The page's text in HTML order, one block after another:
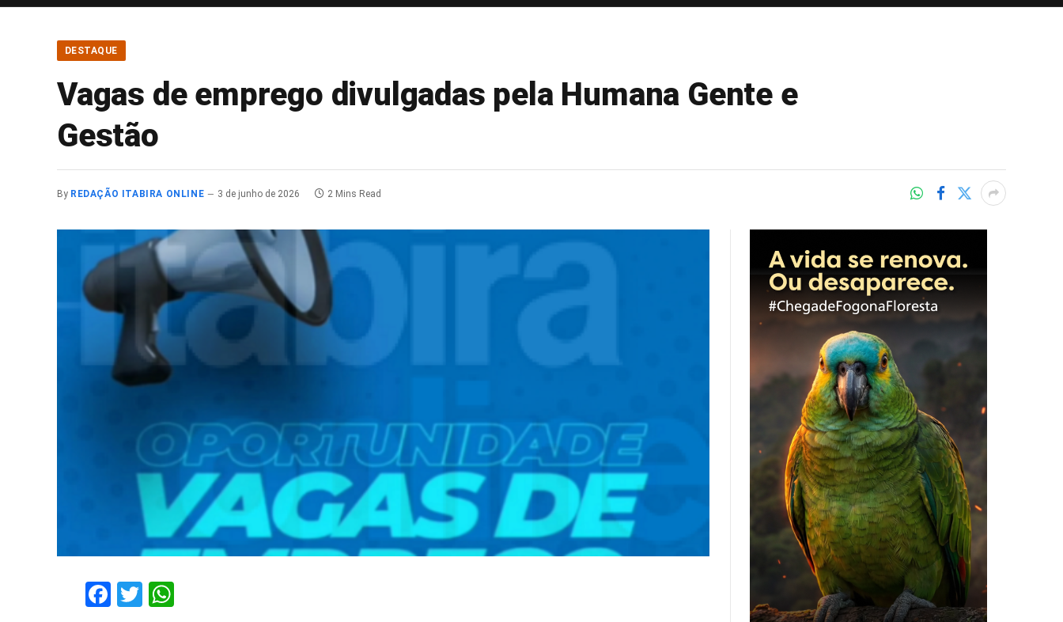
DESTAQUE
Vagas de emprego divulgadas pela Humana Gente e
Gestão
By REDAÇÃO ITABIRA ONLINE 3 de junho de 2026 2 Mins Read
Facebook
Twitter